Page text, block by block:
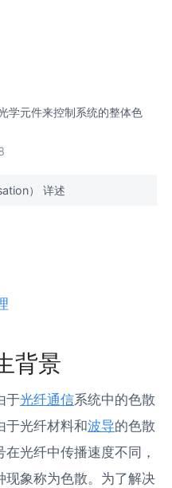
学元件来控制系统的整体色
） 详述
背景
于光纤通信系统中的色散
于光纤材料和波导的色散
光纤中传播速度不同，
现象称为色散。为了解决